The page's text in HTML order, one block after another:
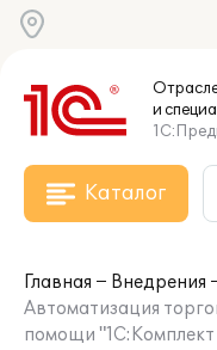
и
Каталог
Главная
Внедрения
Автоматизация
помощи